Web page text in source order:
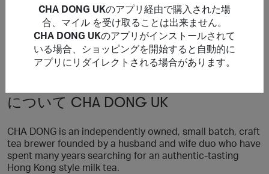
Using a voucher/coupon code not displayed on this site
may invalidate your reward. Rewards and are not
calculated on postage / handling / delivery costs or
associated purchase taxes in your region (This may
include but not be limited to VAT, GST etc).
について CHA DONG UK
CHA DONG is an independently owned, small batch, craft
tea brewer founded by a husband and wife duo who have
spent many years searching for an authentic-tasting
Hong Kong style milk tea.
CHA DONG UKのアプリ経由で購入された場
合、マイル を受け取ることは出来ません。
CHA DONG UKのアプリがインストールされて
いる場合、ショッピングを開始すると自動的に
アプリにリダイレクトされる場合があります。